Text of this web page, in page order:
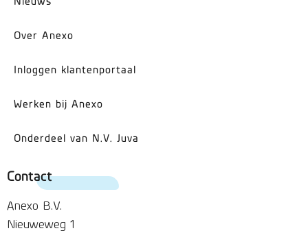
Over Anexo
Inloggen klantenportaal
Werken bij Anexo
Onderdeel van N.V. Juva
Contact
Anexo B.V.
Nieuweweg 1